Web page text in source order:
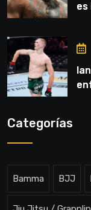
es
Categorías
Bamma BJJ